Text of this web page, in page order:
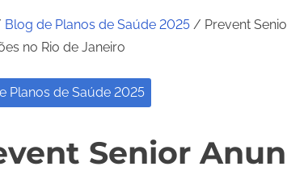
Blog de Planos de Saúde 2025 / Prevent
no Rio de Janeiro
Planos de Saúde 2025
Senior